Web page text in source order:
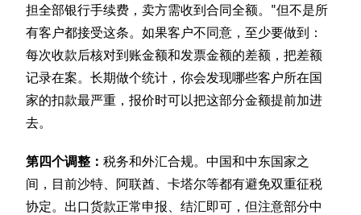
担全部银行手续费，卖方需收到合同全额。"但不是所
有客户都接受这条。如果客户不同意，至少要做到：
每次收款后核对到账金额和发票金额的差额，把差额
记录在案。长期做个统计，你会发现哪些客户所在国
家的扣款最严重，报价时可以把这部分金额提前加进
去。
第四个调整：税务和外汇合规。中国和中东国家之
间，目前沙特、阿联酋、卡塔尔等都有避免双重征税
协定。出口货款正常申报、结汇即可，但注意部分中